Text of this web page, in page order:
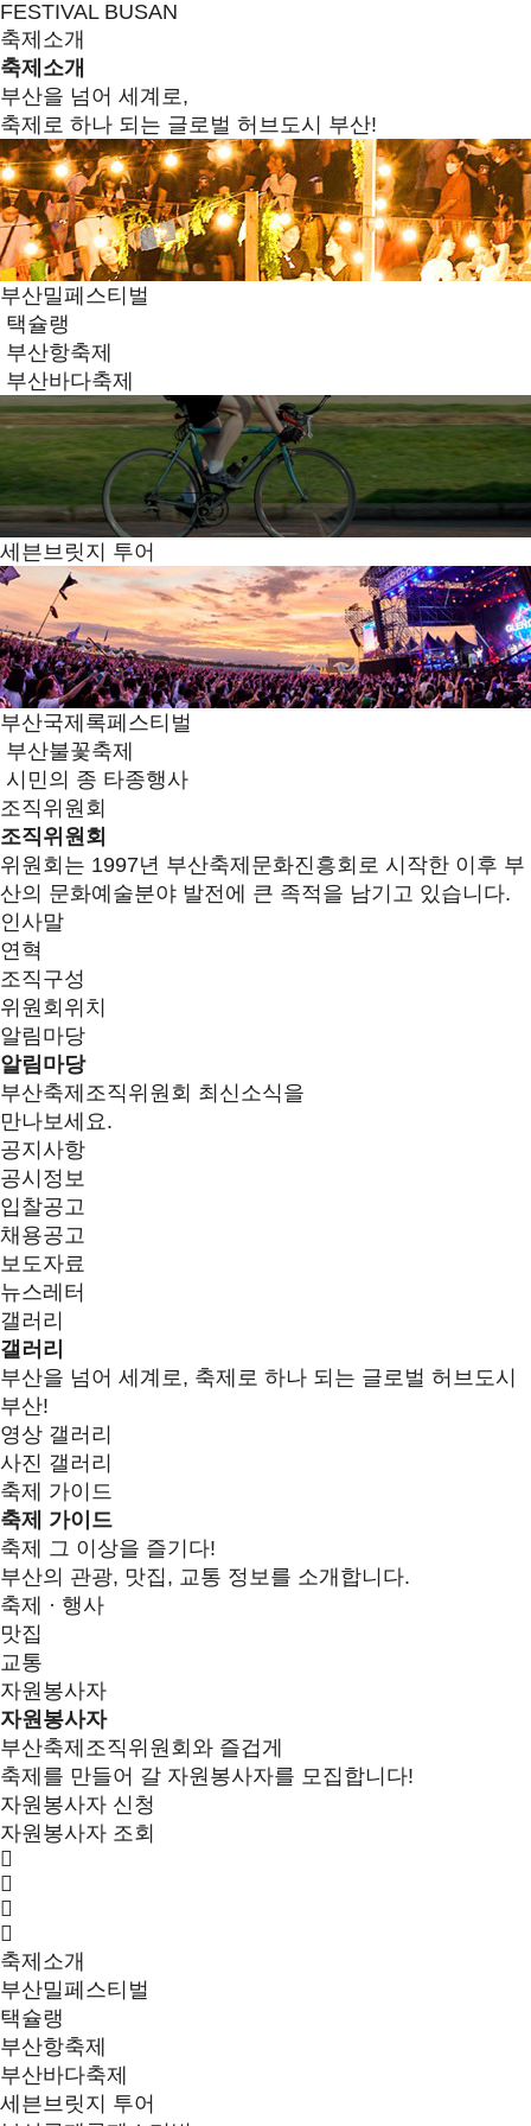
FESTIVAL BUSAN
축제소개
축제소개
부산을 넘어 세계로,
축제로 하나 되는 글로벌 허브도시 부산!
부산밀페스티벌
택슐랭
부산항축제
부산바다축제
세븐브릿지 투어
부산국제록페스티벌
부산불꽃축제
시민의 종 타종행사
조직위원회
조직위원회
위원회는 1997년 부산축제문화진흥회로 시작한 이후 부
산의 문화예술분야 발전에 큰 족적을 남기고 있습니다.
인사말
연혁
조직구성
위원회위치
알림마당
알림마당
부산축제조직위원회 최신소식을
만나보세요.
공지사항
공시정보
입찰공고
채용공고
보도자료
뉴스레터
갤러리
갤러리
부산을 넘어 세계로, 축제로 하나 되는 글로벌 허브도시
부산!
영상 갤러리
사진 갤러리
축제 가이드
축제 가이드
축제 그 이상을 즐기다!
부산의 관광, 맛집, 교통 정보를 소개합니다.
축제 · 행사
맛집
교통
자원봉사자
자원봉사자
부산축제조직위원회와 즐겁게
축제를 만들어 갈 자원봉사자를 모집합니다!
자원봉사자 신청
자원봉사자 조회
축제소개
부산밀페스티벌
택슐랭
부산항축제
부산바다축제
세븐브릿지 투어